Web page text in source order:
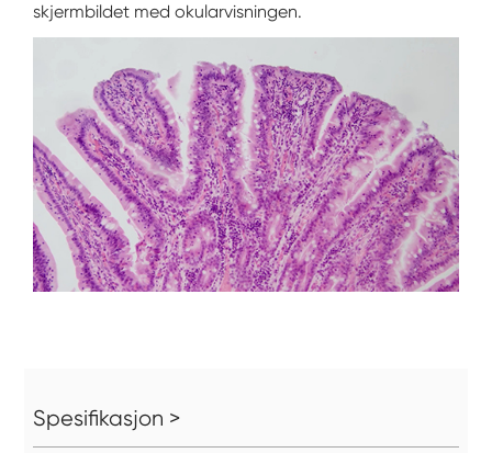
skjermbildet med okularvisningen.
Spesifikasjon >